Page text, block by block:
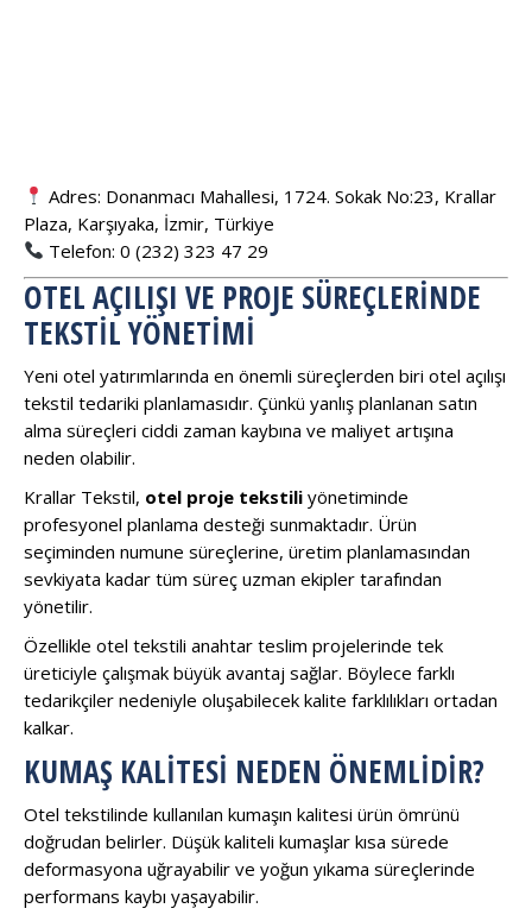
Adres: Donanmacı Mahallesi, 1724. Sokak No:23, Krallar
Plaza, Karşıyaka, İzmir, Türkiye
Telefon: 0 (232) 323 47 29
OTEL AÇILIŞI VE PROJE SÜREÇLERINDE
TEKSTIL YÖNETIMI
Yeni otel yatırımlarında en önemli süreçlerden biri otel açılışı
tekstil tedariki planlamasıdır. Çünkü yanlış planlanan satın
alma süreçleri ciddi zaman kaybına ve maliyet artışına
neden olabilir.
Krallar Tekstil, otel proje tekstili yönetiminde
profesyonel planlama desteği sunmaktadır. Ürün
seçiminden numune süreçlerine, üretim planlamasından
sevkiyata kadar tüm süreç uzman ekipler tarafından
yönetilir.
Özellikle otel tekstili anahtar teslim projelerinde tek
üreticiyle çalışmak büyük avantaj sağlar. Böylece farklı
tedarikçiler nedeniyle oluşabilecek kalite farklılıkları ortadan
kalkar.
KUMAŞ KALITESI NEDEN ÖNEMLIDIR?
Otel tekstilinde kullanılan kumaşın kalitesi ürün ömrünü
doğrudan belirler. Düşük kaliteli kumaşlar kısa sürede
deformasyona uğrayabilir ve yoğun yıkama süreçlerinde
performans kaybı yaşayabilir.